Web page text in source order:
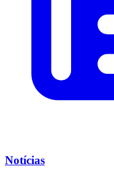
Notícias